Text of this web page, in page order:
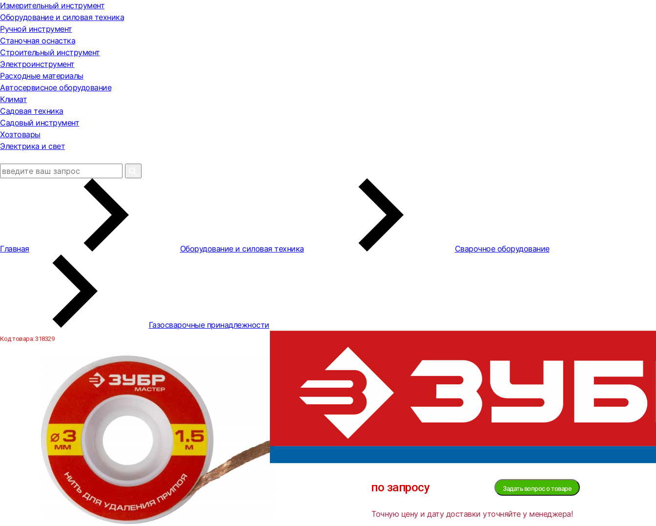
Измерительный инструмент
Оборудование и силовая техника
Ручной инструмент
Станочная оснастка
Строительный инструмент
Электроинструмент
Расходные материалы
Автосервисное оборудование
Климат
Садовая техника
Садовый инструмент
Хозтовары
Электрика и свет
Главная Оборудование и силовая техника Сварочное оборудование
Газосварочные принадлежности
Код товара:318329
излишков припоя, 3мм, 1.5м 55469-3
0 отзывов
по запросу Задать вопрос о товаре
Точную цену и дату доставки уточняйте у менеджера!